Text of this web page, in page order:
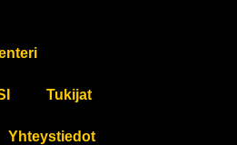
Tukijat
Yhteystiedot